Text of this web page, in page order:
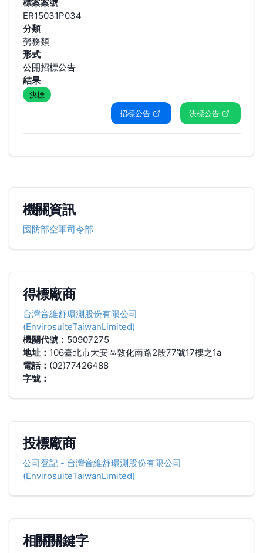
標案案號
ER15031P034
分類
勞務類
形式
公開招標公告
結果
決標
招標公告
決標公告
機關資訊
國防部空軍司令部
得標廠商
台灣音維舒環測股份有限公司
(EnvirosuiteTaiwanLimited)
機關代號： 50907275
地址： 106臺北市大安區敦化南路2段77號17樓之1a
電話： (02)77426488
字號：
投標廠商
公司登記- 台灣音維舒環測股份有限公司
(EnvirosuiteTaiwanLimited)
相關關鍵字